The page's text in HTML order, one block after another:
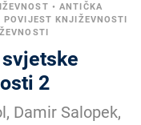
•ANTIČKA
POVIJEST KNJIŽEVNOSTI
2
Damir Salopek,